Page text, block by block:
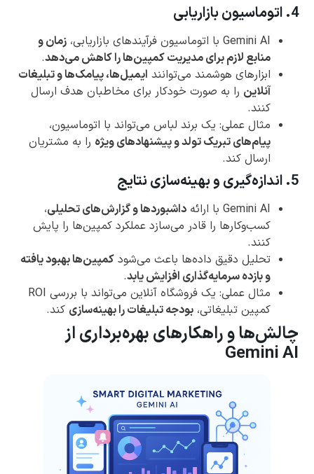
4. اتوماسیون بازاریابی
Gemini AI با اتوماسیون فرآیندهای بازاریابی،
زمان و
منابع لازم برای مدیریت کمپین‌ها را کاهش می‌دهد.
ابزارهای هوشمند می‌توانند ایمیل‌ها، پیامک‌ها و تبلیغات
آنلاین را به صورت خودکار برای مخاطبان هدف ارسال
کنند.
مثال عملی: یک برند لباس می‌تواند با اتوماسیون،
پیام‌های تبریک تولد و پیشنهادهای ویژه را به مشتریان
ارسال کند.
5. اندازه‌گیری و بهینه‌سازی نتایج
Gemini AI با ارائه داشبوردها و گزارش‌های تحلیلی،
کسب‌وکارها را قادر می‌سازد عملکرد کمپین‌ها را پایش
کنند.
تحلیل دقیق داده‌ها باعث می‌شود کمپین‌ها بهبود یافته
و بازده سرمایه‌گذاری افزایش یابد.
مثال عملی: یک فروشگاه آنلاین می‌تواند با بررسی ROI
کمپین تبلیغاتی، بودجه تبلیغات را بهینه‌سازی کند.
چالش‌ها و راهکارهای بهره‌برداری از
Gemini AI